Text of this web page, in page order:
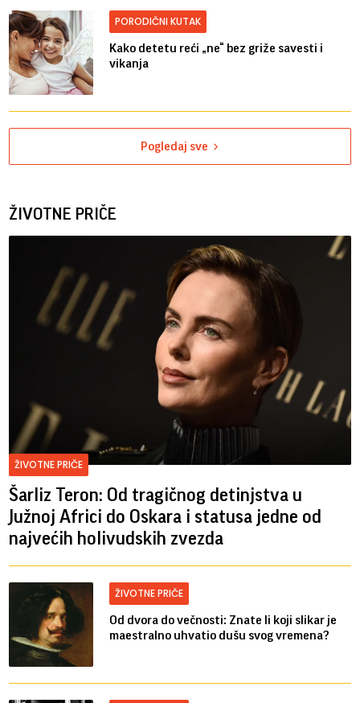
PORODIČNI KUTAK
Kako detetu reći „ne“ bez griže savesti i
vikanja
Pogledaj sve
ŽIVOTNE PRIČE
ŽIVOTNE PRIČE
Šarliz Teron: Od tragičnog detinjstva u
Južnoj Africi do Oskara i statusa jedne od
najvećih holivudskih zvezda
ŽIVOTNE PRIČE
Od dvora do večnosti: Znate li koji slikar je
maestralno uhvatio dušu svog vremena?